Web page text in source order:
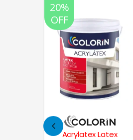
20%
OFF
Piscinas Piletas